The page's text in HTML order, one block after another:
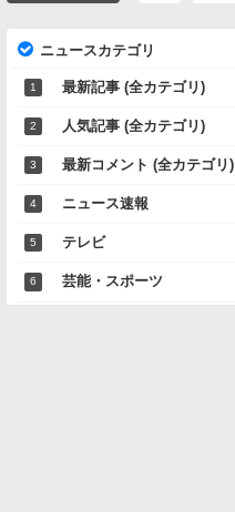
ニュースカテゴリ
最新記事 (全カテゴリ)
人気記事 (全カテゴリ)
最新コメント (全カテゴリ)
ニュース速報
テレビ
芸能・スポーツ